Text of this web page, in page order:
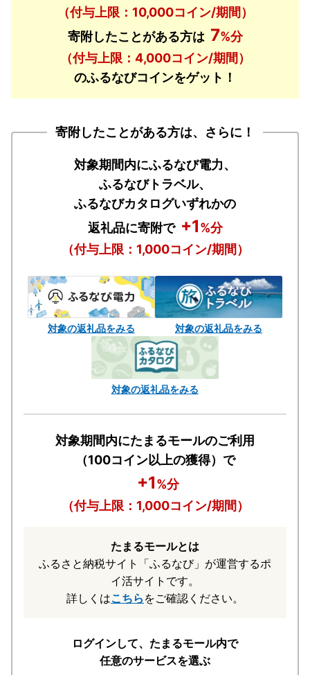
（付与上限：10,000コイン/期間）
寄附したことがある方は 7%分
（付与上限：4,000コイン/期間）
のふるなびコインをゲット！
寄附したことがある方は、さらに！
対象期間内にふるなび電力、
ふるなびトラベル、
ふるなびカタログいずれかの
返礼品に寄附で +1%分
（付与上限：1,000コイン/期間）
対象の返礼品をみる 対象の返礼品をみる
対象の返礼品をみる
対象期間内にたまるモールのご利用
（100コイン以上の獲得）で
+1%分
（付与上限：1,000コイン/期間）
たまるモールとは
ふるさと納税サイト「ふるなび」が運営するポ
イ活サイトです。
詳しくはこちら をご確認ください。
ログインして、たまるモール内で
任意のサービスを選ぶ